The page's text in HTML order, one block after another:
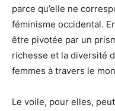
parce qu’elle ne
féminisme occidental.
être pivotée par un
richesse et la diversité
femmes à travers le
Le voile, pour elles,